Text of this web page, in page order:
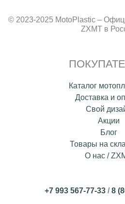
© 2023-2025 MotoPlastic –
ZXMT в
Каталог
Доставка и
Свой
Акции
Блог
Товары на
О нас /
+7 993 567-77-33/8